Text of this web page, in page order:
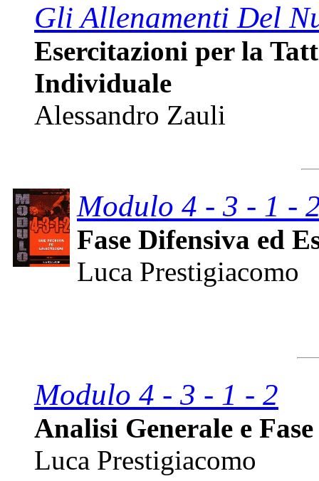
Gli Allenamenti Del
Esercitazioni per la
Individuale
Alessandro Zauli
Modulo 4 - 3 - 1 -
Fase Difensiva ed
Luca Prestigiacomo
Modulo 4 - 3 - 1 - 2
Analisi Generale e
Luca Prestigiacomo